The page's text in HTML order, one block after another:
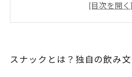
スナックでのお酒をもっと
スナックとは？独自の飲み